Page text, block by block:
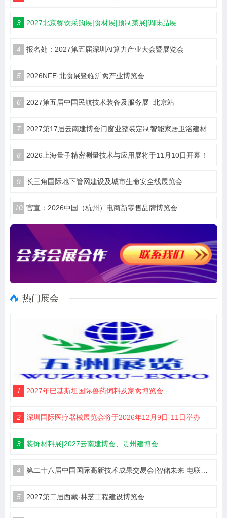
3 2027北京餐饮采购展|食材展|预制菜展|调味品展
4 报名处：2027第五届深圳AI算力产业大会暨展览会
5 2026NFE·北食展暨临沂禽产业博览会
6 2027第五届中国民航技术装备及服务展_北京站
7 2027第17届云南建博会门窗业整装定制智能家居卫浴建材展会
8 2026上海量子精密测量技术与应用展将于11月10日开幕！
9 长三角国际地下管网建设及城市生命安全线展览会
10 官宣：2026中国（杭州）电商新零售品牌博览会
热门展会
1 2027年巴基斯坦国际兽药饲料及家禽博览会
2 深圳国际医疗器械展览会将于2026年12月9日-11日举办
3 装饰材料展|2027云南建博会、贵州建博会
4 第二十八届中国国际高新技术成果交易会|智储未来 电联高交
5 2027第二届西藏·林芝工程建设博览会